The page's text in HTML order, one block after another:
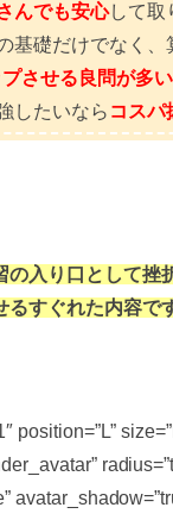
んでも安心して取
基礎だけでなく、
させる良問が多い
したいなら コスパ
の入り口として挫
すぐれた内容で
position=”L”